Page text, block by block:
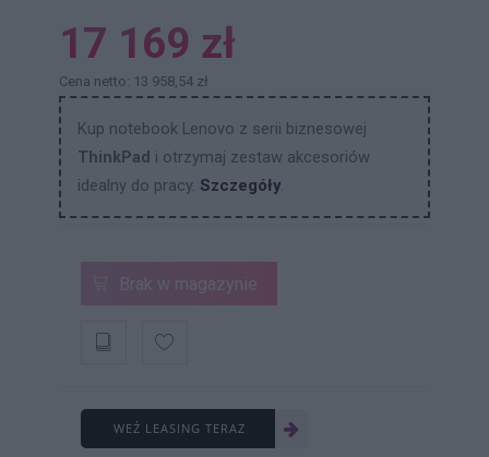
17 169 zł
Cena netto: 13 958,54 zł
Kup notebook Lenovo z serii biznesowej
ThinkPad i otrzymaj zestaw akcesoriów
idealny do pracy. Szczegóły.
Brak w magazynie
WEŹ LEASING TERAZ